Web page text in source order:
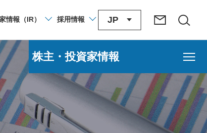
情報 （IR） 採用情報 JP
株主・投資家情報